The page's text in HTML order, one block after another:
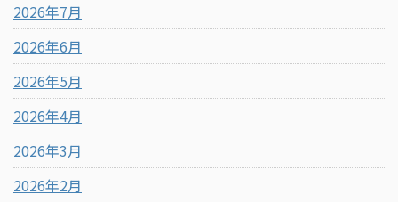
2026年7月
2026年6月
2026年5月
2026年4月
2026年3月
2026年2月